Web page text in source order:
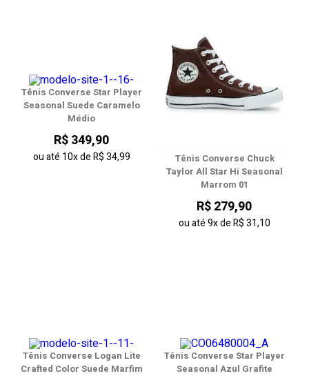
Tênis Converse Star Player
Seasonal Suede Caramelo
Médio
R$ 349,90
ou até 10xdeR$ 34,99
Tênis Converse Chuck
Taylor All Star Hi Seasonal
Marrom 01
R$ 279,90
ou até9xdeR$ 31,10
Tênis Converse Logan Lite
Crafted Color Suede Marfim
Tênis Converse Star Player
Seasonal Azul Grafite